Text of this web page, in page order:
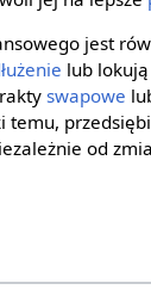
jest
lub
swapowe
od